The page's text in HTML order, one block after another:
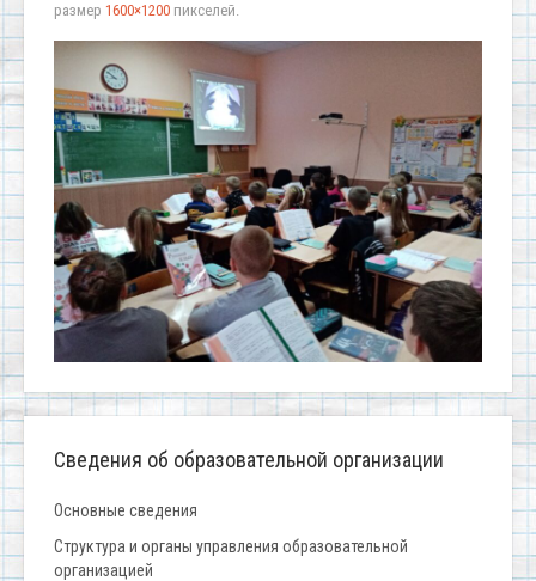
размер 1600×1200 пикселей.
Сведения об образовательной организации
Основные сведения
Структура и органы управления образовательной
организацией